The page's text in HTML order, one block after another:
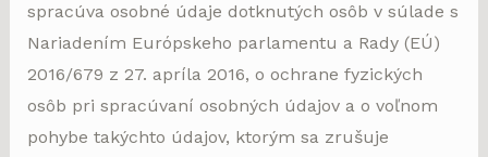
spracúva osobné údaje dotknutých osôb v súlade s
Nariadením Európskeho parlamentu a Rady (EÚ)
2016/679 z 27. apríla 2016, o ochrane fyzických
osôb pri spracúvaní osobných údajov a o voľnom
pohybe takýchto údajov, ktorým sa zrušuje